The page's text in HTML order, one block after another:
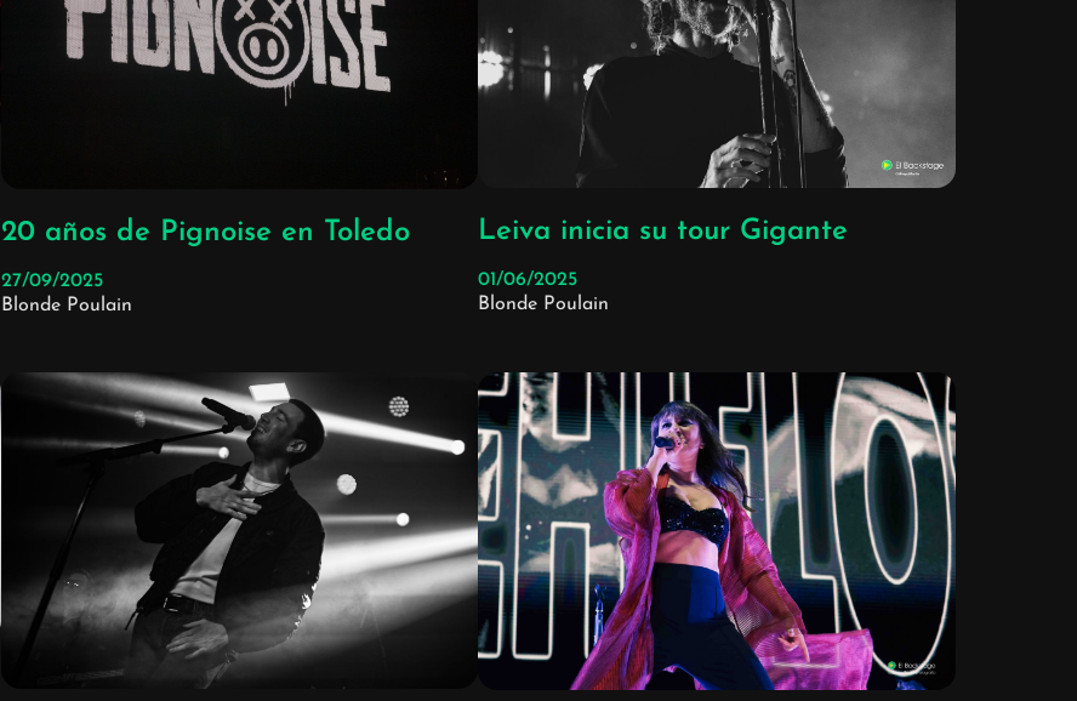
20 años de Pignoise en Toledo
27/09/2025
Blonde Poulain
Leiva inicia su tour Gigante
01/06/2025
Blonde Poulain